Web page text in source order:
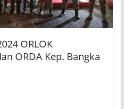
ORLOK
ORDA Kep. Bangka